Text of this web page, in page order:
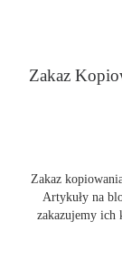
Zakaz
Zakaz
Artykuły na
zakazujemy ich